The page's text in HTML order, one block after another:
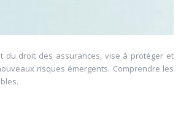
du droit des assurances, vise à protéger et
risques émergents. Comprendre les